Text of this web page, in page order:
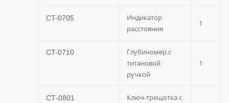
CT-0705
Индикатор
расстояния
1
CT-0710
Глубиномер с
титановой
ручкой
1
СТ-0801
Ключ-трещотка с